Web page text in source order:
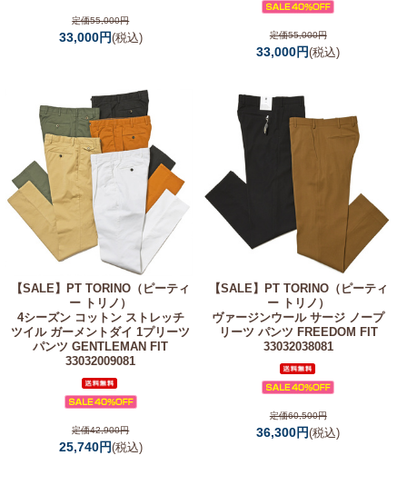
定価55,000円
33,000円(税込) 定価55,000円
33,000円(税込)
【SALE】
PT TORINO（ピーティ
ー トリノ）
4シーズン コットン ストレッチ
ツイル ガーメントダイ 1プリーツ
パンツ GENTLEMAN FIT
33032009081
定価42,900円
25,740円(税込)
【SALE】
PT TORINO（ピーティ
ー トリノ）
ヴァージンウール サージ ノープ
リーツ パンツ FREEDOM FIT
33032038081
定価60,500円
36,300円(税込)